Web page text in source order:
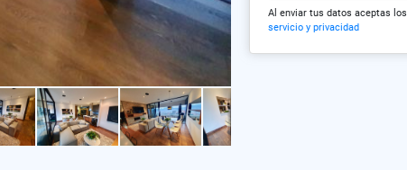
Al enviar tus datos aceptas los
servicio y privacidad